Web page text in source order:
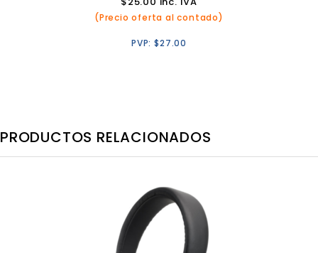
(Precio oferta al contado)
PVP:$27.00
PRODUCTOS RELACIONADOS